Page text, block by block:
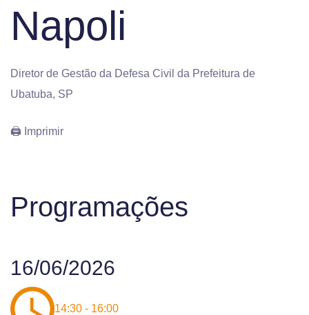
Napoli
Diretor de Gestão da Defesa Civil da Prefeitura de
Ubatuba, SP
🖨 Imprimir
Programações
16/06/2026
14:30 - 16:00